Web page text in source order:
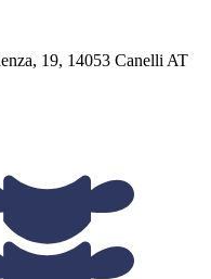
19, 14053 Canelli AT